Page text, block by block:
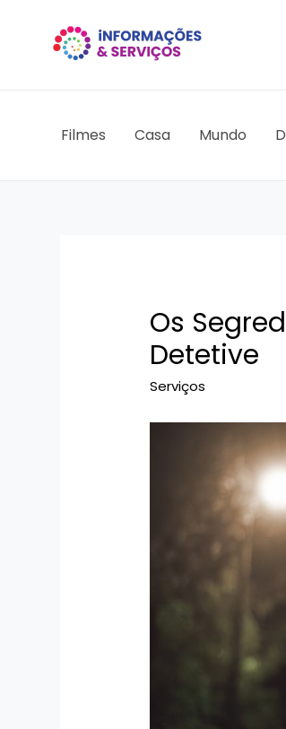
Filmes Casa Mundo
Os
Detetive
Serviços